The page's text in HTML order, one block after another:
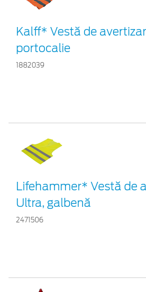
Kalff* Vestă de
portocalie
1882039
Lifehammer* Vestă de
Ultra, galbenă
2471506